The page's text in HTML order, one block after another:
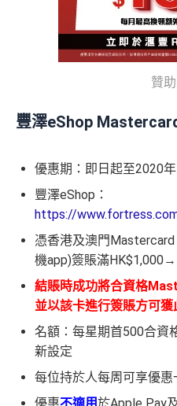
贊
豐澤eShop
優惠期：即日起至2020
豐澤eShop：
https://
憑香港及澳門
機app)簽賬滿HK$1,000→
結賬時成功將合資格
並以該卡進行簽賬方可獲
名額：每星期首500合資
新設定
每位持於人每周可享優惠